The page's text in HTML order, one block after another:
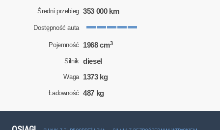
Średni przebieg 353 000 km
Dostępność auta
Pojemność 1968 cm3
Silnik diesel
Waga 1373 kg
Ładowność 487 kg